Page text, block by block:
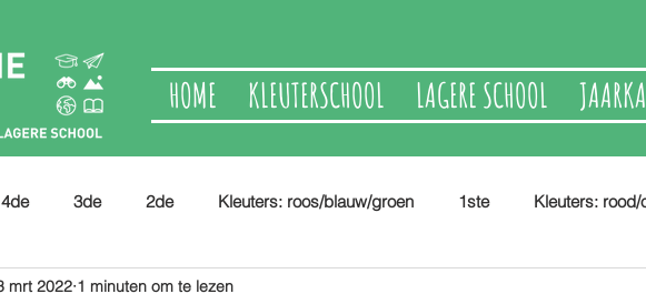
HOME KLEUTERSCHOOL LAGERE SCHOOL
4de 3de 2de Kleuters: roos/blauw/groen 1ste Kleuters:
mrt 2022 1 minuten om te lezen